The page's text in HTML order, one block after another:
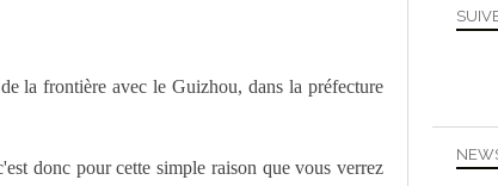
la frontière avec le Guizhou, dans la préfecture
donc pour cette simple raison que vous verrez